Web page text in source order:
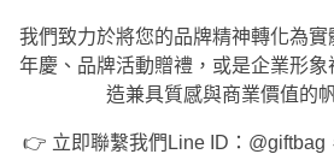
我們致力於將您的品牌精神轉化為
年慶、品牌活動贈禮，或是企業形
造兼具質感與商業價值的
👉 立即聯繫我們Line ID：@giftbag